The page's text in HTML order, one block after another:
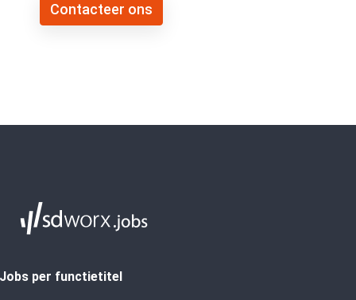
Contacteer ons
Jobs per functietitel